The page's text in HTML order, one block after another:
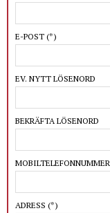
E-POST (*)
EV. NYTT LÖSENORD
BEKRÄFTA LÖSENORD
MOBILTELEFONNUMMER
ADRESS (*)